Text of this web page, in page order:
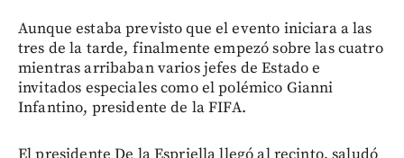
Aunque estaba previsto que el evento iniciara a las
tres de la tarde, finalmente empezó sobre las cuatro
mientras arribaban varios jefes de Estado e
invitados especiales como el polémico Gianni
Infantino, presidente de la FIFA.